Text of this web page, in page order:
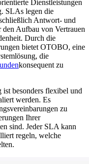
Dienstleistungen
SLAs legen die
Antwort- und
Aufbau von Vertrauen
Durch die
bietet OTOBO, eine
die
konsequent zu
besonders flexibel und
werden. Es
zu
Ihrer
sind. Jeder SLA kann
regeln, welche